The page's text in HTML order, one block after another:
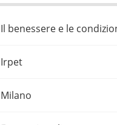
Il benessere e le
Irpet
Milano